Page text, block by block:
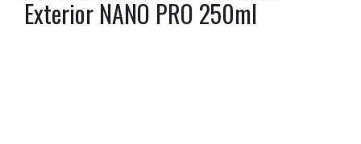
Exterior NANO PRO 250ml